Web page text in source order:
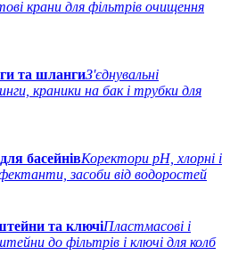
крани для фільтрів очищення
та шлангиЗ'єднувальні
краники на бак і трубки для
басейнівКоректори рН, хлорні і
засоби від водоростей
та ключіПластмасові і
до фільтрів і ключі для колб